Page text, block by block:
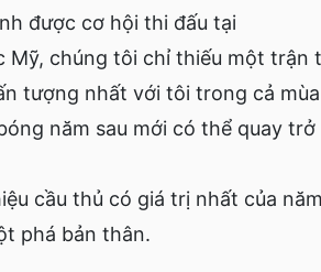
được cơ hội thi đấu tại
Mỹ, chúng tôi chỉ thiếu một trận
tượng nhất với tôi trong cả
năm sau mới có thể quay trở
cầu thủ có giá trị nhất của
phá bản thân.